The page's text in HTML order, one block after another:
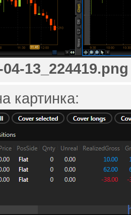
13_224419.png
картинка: